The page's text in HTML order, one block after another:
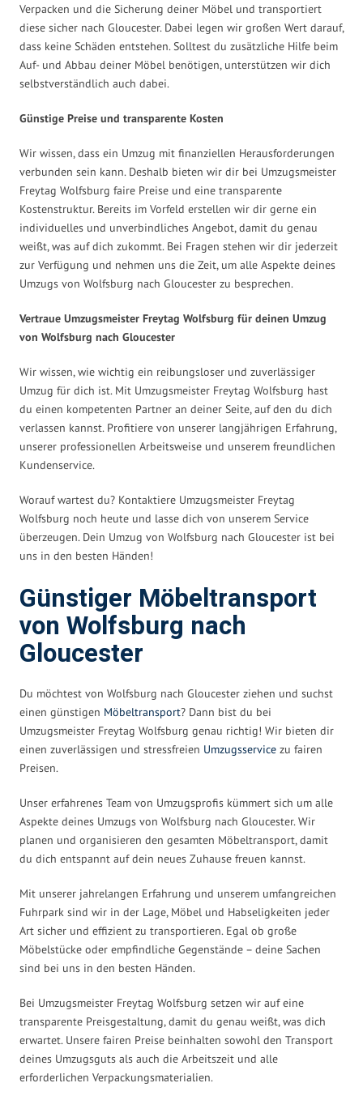
Verpacken und die Sicherung deiner Möbel und transportiert
diese sicher nach Gloucester. Dabei legen wir großen Wert darauf,
dass keine Schäden entstehen. Solltest du zusätzliche Hilfe beim
Auf- und Abbau deiner Möbel benötigen, unterstützen wir dich
selbstverständlich auch dabei.
Günstige Preise und transparente Kosten
Wir wissen, dass ein Umzug mit finanziellen Herausforderungen
verbunden sein kann. Deshalb bieten wir dir bei Umzugsmeister
Freytag Wolfsburg faire Preise und eine transparente
Kostenstruktur. Bereits im Vorfeld erstellen wir dir gerne ein
individuelles und unverbindliches Angebot, damit du genau
weißt, was auf dich zukommt. Bei Fragen stehen wir dir jederzeit
zur Verfügung und nehmen uns die Zeit, um alle Aspekte deines
Umzugs von Wolfsburg nach Gloucester zu besprechen.
Vertraue Umzugsmeister Freytag Wolfsburg für deinen Umzug
von Wolfsburg nach Gloucester
Wir wissen, wie wichtig ein reibungsloser und zuverlässiger
Umzug für dich ist. Mit Umzugsmeister Freytag Wolfsburg hast
du einen kompetenten Partner an deiner Seite, auf den du dich
verlassen kannst. Profitiere von unserer langjährigen Erfahrung,
unserer professionellen Arbeitsweise und unserem freundlichen
Kundenservice.
Worauf wartest du? Kontaktiere Umzugsmeister Freytag
Wolfsburg noch heute und lasse dich von unserem Service
überzeugen. Dein Umzug von Wolfsburg nach Gloucester ist bei
uns in den besten Händen!
Günstiger Möbeltransport
von Wolfsburg nach
Gloucester
Du möchtest von Wolfsburg nach Gloucester ziehen und suchst
einen günstigen Möbeltransport? Dann bist du bei
Umzugsmeister Freytag Wolfsburg genau richtig! Wir bieten dir
einen zuverlässigen und stressfreien Umzugsservice zu fairen
Preisen.
Unser erfahrenes Team von Umzugsprofis kümmert sich um alle
Aspekte deines Umzugs von Wolfsburg nach Gloucester. Wir
planen und organisieren den gesamten Möbeltransport, damit
du dich entspannt auf dein neues Zuhause freuen kannst.
Mit unserer jahrelangen Erfahrung und unserem umfangreichen
Fuhrpark sind wir in der Lage, Möbel und Habseligkeiten jeder
Art sicher und effizient zu transportieren. Egal ob große
Möbelstücke oder empfindliche Gegenstände – deine Sachen
sind bei uns in den besten Händen.
Bei Umzugsmeister Freytag Wolfsburg setzen wir auf eine
transparente Preisgestaltung, damit du genau weißt, was dich
erwartet. Unsere fairen Preise beinhalten sowohl den Transport
deines Umzugsguts als auch die Arbeitszeit und alle
erforderlichen Verpackungsmaterialien.